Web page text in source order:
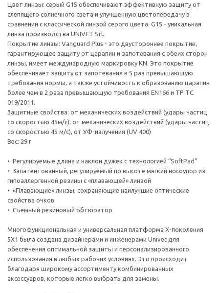
Цвет линзы: серый G15 обеспечивают эффективную защиту от
слепящего солнечного света и улучшенную цветопередачу в
сравнении с классической линзой серого цвета. G15 - уникальная
линза производства UNIVET Srl.
Покрытие линзы: Vanguard Plus - это двустороннее покрытие,
гарантирующее защиту от царапин и запотевания с обеих сторон
линзы, имеет международную маркировку KN. Это покрытие
обеспечивает защиту от запотевания в 5 раз превышающую
требования нормы, а также устойчивость к образованию царапин
более чем в 2 раза превышающую требования EN166 и ТР ТС
019/2011.
Защитные свойства: от механических воздействий (удары частиц
со скоростью 45м/с), от механических воздействий (удары частиц
со скоростью 45 м/с), от УФ-излучения (UV 400)
Вес: 29 г
• Регулируемые длина и наклон дужек с технологией “SoftPad”
• Запатентованный, регулируемый по высоте мягкий носоупор из
гипоаллергенной резины с «плавающей» линзой
• «Плавающие» линзы, сохраняющие наилучшие оптические
свойства очков
• Съемный резиновый обтюратор
Многофункциональная и универсальная платформа X-поколения
5X1 была создана дизайнерами и инженерами Univet для
обеспечения оптимальной защиты и персонализированного
использования в любых рабочих условиях. Это происходит
благодаря широкому ассортименту комбинированных
аксессуаров, которые легко выбрать для замены.